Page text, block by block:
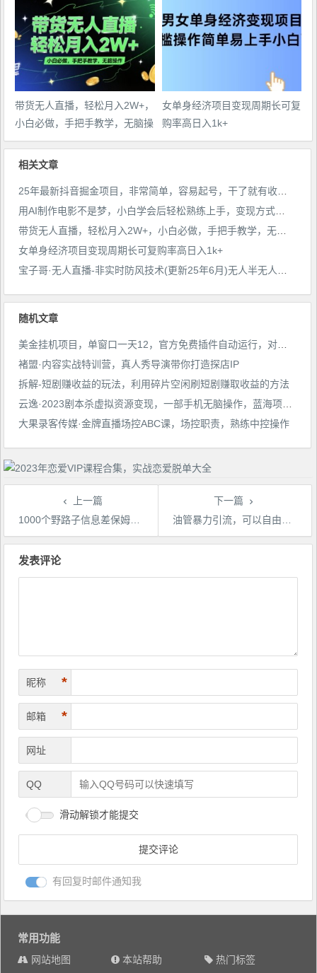
带货无人直播，轻松月入2W+，
小白必做，手把手教学，无脑操
作(附学习资料)
女单身经济项目变现周期长可复
购率高日入1k+
相关文章
25年最新抖音掘金项目，非常简单，容易起号，干了就有收益那种
用AI制作电影不是梦，小白学会后轻松熟练上手，变现方式多样，日入2张+
带货无人直播，轻松月入2W+，小白必做，手把手教学，无脑操作(附学习资料)
女单身经济项目变现周期长可复购率高日入1k+
宝子哥·无人直播-非实时防风技术(更新25年6月)无人半无人直播
随机文章
美金挂机项目，单窗口一天12，官方免费插件自动运行，对小白友好【揭秘】
褚盟·内容实战特训营，真人秀导演带你打造探店IP
拆解-短剧赚收益的玩法，利用碎片空闲刷短剧赚取收益的方法
云逸·2023剧本杀虚拟资源变现，一部手机无脑操作，蓝海项目轻松日入500+
大果录客传媒·金牌直播场控ABC课，场控职责，熟练中控操作
上一篇
1000个野路子信息差保姆式教程-单日变现3000+的玩法解密
下一篇
油管暴力引流，可以自由放联系方式【揭秘】
文
发表评论
昵称 *
邮箱 *
网址
QQ
滑动解锁才能提交
有回复时邮件通知我
常用功能
网站地图 本站帮助 热门标签